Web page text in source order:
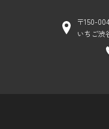
〒150-
いちご渋